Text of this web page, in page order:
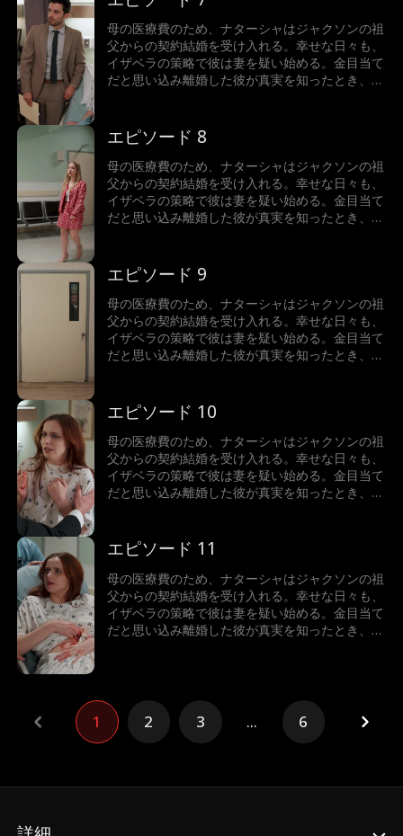
母の医療費のため、ナターシャはジャクソンの祖
父からの契約結婚を受け入れる。幸せな日々も、
イザベラの策略で彼は妻を疑い始める。金目当て
だと思い込み離婚した彼が真実を知ったとき、二
エピソード 8
母の医療費のため、ナターシャはジャクソンの祖
父からの契約結婚を受け入れる。幸せな日々も、
イザベラの策略で彼は妻を疑い始める。金目当て
だと思い込み離婚した彼が真実を知ったとき、二
エピソード 9
母の医療費のため、ナターシャはジャクソンの祖
父からの契約結婚を受け入れる。幸せな日々も、
イザベラの策略で彼は妻を疑い始める。金目当て
だと思い込み離婚した彼が真実を知ったとき、二
エピソード 10
母の医療費のため、ナターシャはジャクソンの祖
父からの契約結婚を受け入れる。幸せな日々も、
イザベラの策略で彼は妻を疑い始める。金目当て
だと思い込み離婚した彼が真実を知ったとき、二
エピソード 11
母の医療費のため、ナターシャはジャクソンの祖
父からの契約結婚を受け入れる。幸せな日々も、
イザベラの策略で彼は妻を疑い始める。金目当て
だと思い込み離婚した彼が真実を知ったとき、二
1 2 3 ... 6